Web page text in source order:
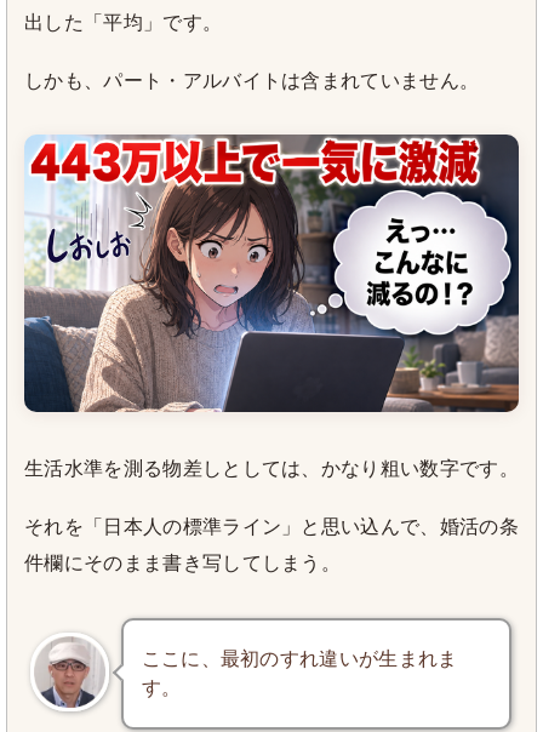
出した「平均」です。
しかも、パート・アルバイトは含まれていません。
生活水準を測る物差しとしては、かなり粗い数字です。
それを「日本人の標準ライン」と思い込んで、婚活の条
件欄にそのまま書き写してしまう。
ここに、最初のすれ違いが生まれま
す。